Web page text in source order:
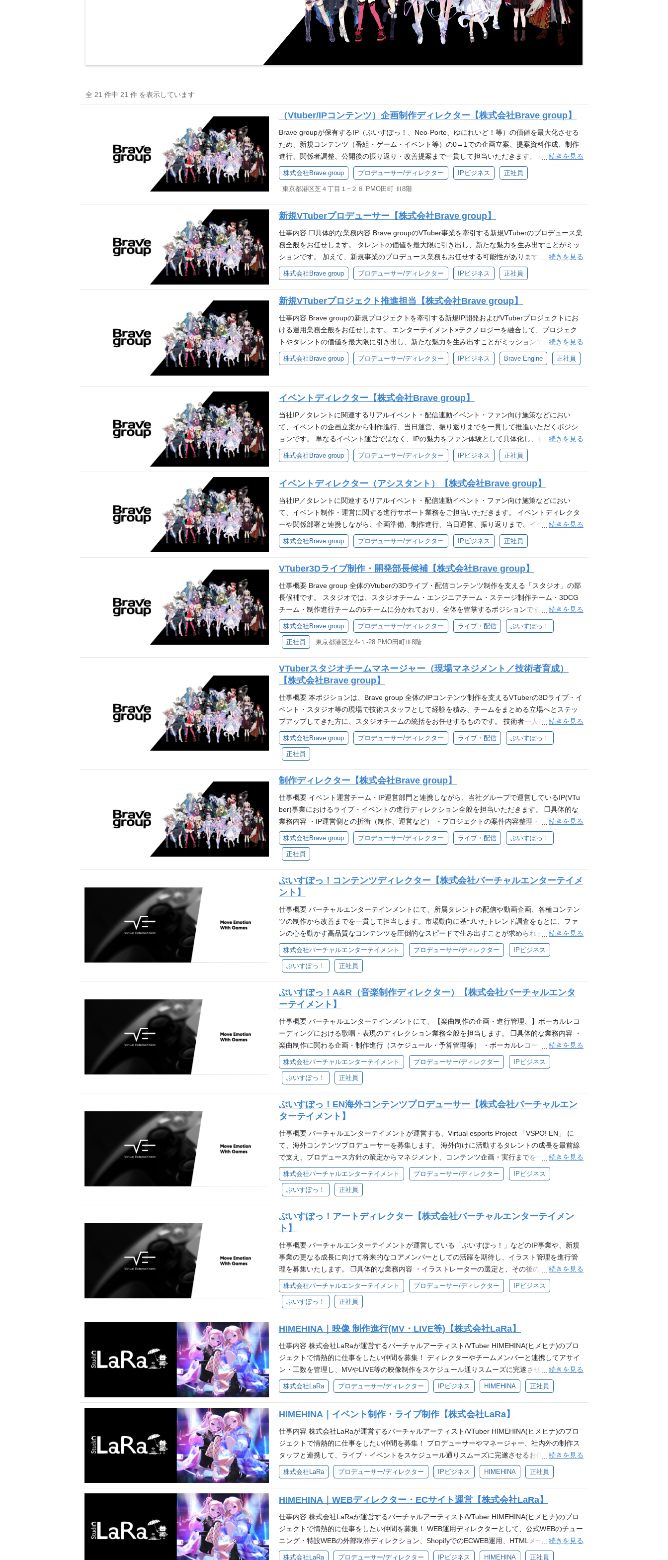
全 21 件中 21 件 を表示しています
（Vtuber/IPコンテンツ）企画制作ディレクター【株式会社Brave group】
Brave groupが保有するIP（ぶいすぽっ！、Neo-Porte、ゆにれいど！等）の価値を最大化させる
ため、新規コンテンツ（番組・ゲーム・イベント等）の0→1での企画立案、提案資料作成、制作
進行、関係者調整、公開後の振り返り・改善提案まで一貫して担当いただきます。 単なる制作進
行ではなく、ファンの熱量やコンテンツの反応を踏まえながら、IP価値の向上につながる企画を
形にしていく役割です。 業務内容 VTuber/IPを活用した番組・動画・イベント・タイアップ等の
企画立案 企画書、提案資料、構成案等の作成 IP運営チーム、制作チーム、外部パートナーとの調
整・進行管理 出演者、クリエイター、関係各所との連携・折衝 制作スケジュール、タスク、リソ
ースの管理 コンテンツ公開後の数値確認、振り返り、改善提案 必須スキル 番組、動画、配信、
イベント、ファンコミュニティ等における企画制作または制作ディレクション経験 企画書、構成
案、提案資料などを作成し、関係者に提案した経験 社内外の関係者を巻き込み、制作進行・スケ
ジュール管理を行った経験 エンタメ、IP、VTuber、アニメ、ゲーム、音楽、配信文化のいずれか
点での専門知識より、キャッチアップする意欲を重視します。 Adobe Premiere, Photoshopのソ
出演コンテンツ制作経験 IPコンテンツ、ファンコミュニティ、会員制サービス、オンラインイベ
ント、PPV配信、キャンペーン等、番組・動画以外の周辺施策に関わった経験 スタートアップ、
または新規事業の立ち上げ経験 求める人物像 Brave groupのパーパス『世界に、日本の冒険心
を』・ミッション『80億の、心をうちぬけ』を一緒に体現できる方 自発的な貢献意欲を発揮し、
新しい事への挑戦を楽しめる方 試行錯誤をしながら自己成長を実感したい方 自身の仕事に責任を
本発の、世界を代表するグローバルIPの創出」を掲げ、VTuberをはじめとしたIPの総合プロデュ
続きを見る
株式会社Brave group プロデューサー/ディレクター IPビジネス 正社員
東京都港区芝４丁目１−２８ PMO田町 Ⅲ8階
新規VTuberプロデューサー【株式会社Brave group】
仕事内容 ❐具体的な業務内容 Brave groupのVTuber事業を牽引する新規VTuberのプロデュース業
務全般をお任せします。 タレントの価値を最大限に引き出し、新たな魅力を生み出すことがミッ
ションです。 加えて、新規事業のプロデュース業務もお任せする可能性があります。 ・新規VTu
ber/新規事業における企画立案、コンセプト設計、ペルソナ設定 ・VTuberの活動におけるディレ
クション、コンテンツ制作サポート、スケジュール管理 ・タレントの育成、モチベーション管
理、相談対応などのサポート業務 必要となるスキル・経験 ❐必須要件 ・タレントマネジメント
の経験(年数、人数は問いません) ・エンターテインメント市場やトレンドの分析実務経験 ・エン
タメ業界（音楽/ゲーム/アニメ）への深い知識、興味 ❐歓迎スキル ・VTuberまたは近しいエンタ
ーテインメント領域でのプロデュース、またはそれに準ずる実務経験（1年以上） ・プロジェク
トマネジメント経験（1年以上） ・円滑なコミュニケーション能力 ・社内/社外との折衝経験 ❐求
める人物像 ・Brave groupのパーパス『世界に、日本の冒険心を』・ミッション『80億の、心を
うちぬけ』を一緒に体現できる方 ・自発的な貢献意欲を発揮し、新しい事への挑戦を楽しめる方
できる方 ・妥協せず細かい部分まで品質にこだわれる方 ・互いにリスペクトしチームで業務を遂
行できる方 参考 ❐配属部署について エンタメテック事業室への配属を想定しています。 ❐キャ
リアパス プロデューサーとしてご活躍いただいた後、ご志向に応じてチームのマネジメントや
事業責任者、専門性を高めるスペシャリスト職へのキャリアパスも可能です。 ❐面接官情報 1次
面接官担当： 三浦インタビュー記事
続きを見る
株式会社Brave group プロデューサー/ディレクター IPビジネス 正社員
新規VTuberプロジェクト推進担当【株式会社Brave group】
仕事内容 Brave groupの新規プロジェクトを牽引する新規IP開発およびVTuberプロジェクトにお
ける運用業務全般をお任せします。 エンターテイメント×テクノロジーを融合して、プロジェク
トやタレントの価値を最大限に引き出し、新たな魅力を生み出すことがミッションです。 ❐業務
内容 ・YouTubeチャンネル運用 ・コンテンツ企画ディレクション ・ライブ配信準備～収録、出
演のサポート ・ライバーに関連するイラスト等制作物の進行管理、クオリティチェック ・活動に
上) ・事業会社でのサービス運用経験 ・「自らの手で新たなIPをつくる」ことに強い興味を持つ
方 ・エンタメ領域に対する強い熱量を持ち、アウトプットの質にこだわれる方 ❐歓迎要件 ・ゲー
ム・アニメなどのIP開発案件におけるプロジェクトマネジメント経験 ・データ分析を基にした戦
略立案経験 ・Word、Excelなどオフィスツールの実務使用経験 ・自走力があり、主体的に課題発
見〜改善アクションができる方 ・成果へのコミットを優先し、スピード感ある進行ができる方 ❐
求める人物像 ・Brave groupのパーパス・ミッションに共感できる方 ・熱量が高く、エンタメ
の“面白さ”を追求できる方 ・状況判断や課題解決がスピーディーにできる方 ・成果を優先し、プ
ロジェクトの成功にコミットできる方 ・上昇志向があり、試行錯誤を楽しみながら成長したい方
・新しい挑戦に積極的で、主体性を持って行動できる方 ・チームを尊重し、コミュニケーション
を大切にできる方 参考 ❐ポジションがマッチする人物像 ・とにかくエンタメやVTuberが好き ・
自分のアイデアで企画やIPを育てたい ・対応のスピードと柔軟性に自信がある ・プロデューサー
やディレクターとしてキャリアアップしたい ❐配属部署について エンタメテック事業室への配属
を想定しています。 ❐面接官について ▼1次面接官担当：三浦インタビュー記事 https://media.br
avegroup.co.jp/ip-solution/6293/
続きを見る
株式会社Brave group プロデューサー/ディレクター IPビジネス Brave Engine 正社員
イベントディレクター【株式会社Brave group】
当社IP／タレントに関連するリアルイベント・配信連動イベント・ファン向け施策などにおい
て、イベントの企画立案から制作進行、当日運営、振り返りまでを一貫して推進いただくポジシ
ョンです。 単なるイベント運営ではなく、IPの魅力をファン体験として具体化し、社内外の関係
者を巻き込みながら、予算・スケジュール・品質を管理し、イベントを成功に導いていただきま
す。 仕事概要 自社IP／タレントに関連するイベントの企画立案、制作進行、運営 イベントコンセ
プト、実施内容、進行計画、運営設計の策定 制作会社、会場、技術会社、クリエイター、社内関
係者との折衝・調整 スケジュール管理、進行管理、予算管理、コストコントロール 見積精査、発
注、契約、仕様調整、納品管理 イベント当日の現場ディレクション、トラブルシューティング 実
施後の振り返り、改善提案、ナレッジ化 業務フローや運用ルールの整備、標準化 必須スキル リ
アルイベント（ライブ、ファンミーティング、大型興行など）における運営、管理、または制作
の進行実務経験 ※販促、展示会などのイベントは対象外となります。 予算、予実管理経験 外部
パートナーや社内ステークホルダーの折衝経験 歓迎スキル ライブ、コンサート、演劇等の大規模
興行におけるディレクションまたはプロデュース経験 IPコンテンツ、エンタメ領域、芸能プロダ
クション等での業務経験 予算超過やスケジュール遅延等のリスクを早期に検知し、改善した経験
メンバー育成や業務標準化、オペレーション構築の経験 求める人物像 Brave groupのパーパス
『世界に、日本の冒険心を』・ミッション『80億の、心をうちぬけ』を一緒に体現できる方 自発
的な貢献意欲を発揮し、新しい事への挑戦を楽しめる方 試行錯誤をしながら自己成長を実感した
い方 自身の仕事に責任を持ち、圧倒的スピードで実行できる方 妥協せず細かい部分まで品質にこ
だわれる方 互いにリスペクトしチームで業務を遂行できる方 配属部署について 当社グループが
運営するVTuberに関連するオフラインのイベント・ライブの制作を担う部門です。 IPを運営する
イベント当日のオペレーションを行っています。 ＜イベント部一推し記事＞ 「イベントを通して
お客様に「最高に楽しい」を届けたい」ぶいすぽっ！年末カウントダウン2024の舞台裏と振り返
高めることができます。 将来的には、イベント部門のマネジメント職へのキャリアアップを目指
すことも可能です。
続きを見る
株式会社Brave group プロデューサー/ディレクター IPビジネス 正社員
イベントディレクター（アシスタント）【株式会社Brave group】
当社IP／タレントに関連するリアルイベント・配信連動イベント・ファン向け施策などにおい
て、イベント制作・運営に関する進行サポート業務をご担当いただきます。 イベントディレクタ
ーや関係部署と連携しながら、企画準備、制作進行、当日運営、振り返りまで、イベントが円滑
に進行するよう各種調整・進行補助を行っていただきます。 入社後は、制作進行や運営サポート
を中心に業務理解を深めていただき、将来的にはイベントの一部領域における進行主担当や、予
算管理・企画立案の補助など、ディレクター業務にも段階的に挑戦いただくことを期待していま
す。 仕事概要 自社IP／タレントに関連するイベントの制作進行サポート 企画内容、進行計画、運
営設計に関する資料作成補助 制作会社、会場、技術会社、クリエイター、社内関係者との連絡・
調整 スケジュール管理、タスク管理、各種事務手続きの補助 イベント当日の運営サポート、実施
後の振り返り・ナレッジ整理 必須スキル リアルイベントなどにおける運営、制作、進行管理いず
れかの関連経験 社内外の関係者と円滑にコミュニケーションを取りながら業務を進めた経験 エン
タメ、IPコンテンツ、VTuber、ライブイベント等への興味関心 歓迎スキル IPコンテンツ、エンタ
メ領域、芸能プロダクション等での業務経験 イベント当日の現場運営、受付、誘導、進行補助な
どの経験 制作進行、スケジュール管理、見積・発注・請求まわりの事務処理経験 求める人物像 B
rave groupのパーパス『世界に、日本の冒険心を』・ミッション『80億の、心をうちぬけ』を一
緒に体現できる方 自発的な貢献意欲を発揮し、新しい事への挑戦を楽しめる方 試行錯誤をしなが
かい部分まで品質にこだわれる方 互いにリスペクトしチームで業務を遂行できる方 配属部署につ
いて 当社グループが運営するVTuberに関連するオフラインのイベント・ライブの制作を担う部門
です。 IPを運営するグループ会社と連携をとりながら、ファンの方に喜んでいただけるようなイ
ベントの制作準備・イベント当日のオペレーションを行っています。 ＜イベント部一推し記事＞
「イベントを通してお客様に「最高に楽しい」を届けたい」ぶいすぽっ！年末カウントダウン202
4の舞台裏と振り返り キャリアパス 担当するイベントの規模や種類を広げ、イベントディレクタ
ーとしての専門性を高めることができます。 将来的には、イベント部門のマネジメント職へのキ
ャリアアップを目指すことも可能です。
続きを見る
株式会社Brave group プロデューサー/ディレクター IPビジネス 正社員
VTuber3Dライブ制作・開発部長候補【株式会社Brave group】
仕事概要 Brave group 全体のVtuberの3Dライブ・配信コンテンツ制作を支える「スタジオ」の部
長候補です。 スタジオでは、スタジオチーム・エンジニアチーム・ステージ制作チーム・3DCG
チーム・制作進行チームの5チームに分かれており、全体を管掌するポジションです。 ❐具体的な
業務内容 ・スタジオ部門全体の運営戦略の立案と実行 ・次期マネジメント層の育成、メンバー教
育 ・予算・人員計画策定、PL管理、テック系人材採用推進 等 必要となるスキル・経験 ❐必須
要件 ・10名以上のチームマネジメント経験 ・技術系、クリエイティブ人材のマネジメント経験
上記とあわせて、下記 いずれか のご経験・知見をお持ちの方 ・エンタメやIT、スタートアップ企
業や急成長環境での組織マネジメント経験 例：ゲーム、映像制作、ライブ配信、toCサービス
を運営するIT企業 ・業務効率化や組織最適化に関する知見 ・人材の育成および人材開発に関する
経験とスキル ・他企業との折衝を行われた経験 ❐歓迎要件 ・中〜大規模組織における組織マネジ
メント経験 ・映像制作における品質管理などの経験 ・高い問題解決能力と意思決定力 ・最新技
術に対する高い興味・関心 ❐求める人物像 ・Brave groupのパーパス『世界に、日本の冒険心
し、新しい事への挑戦を楽しめる方 ・試行錯誤をしながら自己成長を実感したい方 ・自身の仕事
に責任を持ち圧倒的スピードで実行できる方 ・妥協せず細かい部分まで品質にこだわれる方 ・互
任しておりますが、当社グループ運営のIPの成長及び増加に伴い、プロジェクト数も増加してお
させるべく、部門の統括・運営をお任せ出来る方を募集する事となりました。 ❐スタジオ部につ
いて 配属となるスタジオ部は、当社グループが運営するIP事業「ぶいすぽっ！」、「RIOT MUSI
C」等が実施する3D LIVEにおけるモデル・ステージ・演出など全ての制作を担っている部門で
す。 また、オフラインイベント時は当日の配信環境の整備等も行っています。 ❐制作実績（オン
ラインライブ） ❐技術提供例（オフラインイベント） ▶︎【#ぶいすぽ文化体育祭 】DAY1_会場定
点＆各イベント無料パート同時配信 スタジオ部責任者(※)のインタビュー記事 ▶︎「80億の人々に
向けて最高なものを届けたい方と一緒に働きたい」システム部長の中村に聞くシステム部の組織
と今後のミッションについて ※インタビュー当初の部門名称(旧称:システム部)となっています ▶︎
スタジオ紹介
続きを見る
株式会社Brave group プロデューサー/ディレクター ライブ・配信 ぶいすぽっ！
正社員 東京都港区芝4-１-28 PMO田町Ⅲ8階
VTuberスタジオチームマネージャー（現場マネジメント／技術者育成）
【株式会社Brave group】
仕事概要 本ポジションは、Brave group 全体のIPコンテンツ制作を支えるVTuberの3Dライブ・イ
ベント・スタジオ等の現場で技術スタッフとして経験を積み、チームをまとめる立場へとステッ
プアップしてきた方に、スタジオチームの統括をお任せするものです。 技術者一人ひとりを理解
し、その成長を後押ししながら、チーム全体のパフォーマンスを最大化していただきます。 ❐具
体的な業務内容 ・スタジオ運営に関わる業務フローの整備・最適化 ・メンバーが円滑に業務を遂
行できる環境づくり ・技術メンバーの育成・評価・キャリア支援 ・制作部門との連携・調整 ・IP
運営側との折衝 必要となるスキル・経験 ❐必須要件 ・スタジオ（撮影・音楽・配信など）、また
はそれに準ずる施設での運営管理・マネジメント経験 ・アルバイトや若手社員を含むスタッフの
育成（オンボーディング）の経験 ・モーションキャプチャー・映像・音響・照明・配信など、い
ずれかの技術分野における基礎知識（専門的な実務経験までは問わないが、技術スタッフと円滑
に会話できるレベル） ❐歓迎要件 ・生放送やライブイベントにおけるインシデント（機材トラブ
るプロジェクトマネジメント経験 ・多数の演者（タレント・アーティスト）やクライアントが関
わる現場での折衝経験 ❐求める人物像 ・Brave groupのパーパス『世界に、日本の冒険心を』・
い事への挑戦を楽しめる方 ・試行錯誤をしながら自己成長を実感したい方 ・自身の仕事に責任を
持ち圧倒的スピードで実行できる方 ・妥協せず細かい部分まで品質にこだわれる方 ・互いにリス
グループが運営するIP事業「ぶいすぽっ！」、「RIOT MUSIC」等が実施する3D LIVEにおけるモ
デル・ステージ・演出など全ての制作を担っている部門です。また、オフラインイベント時は当
日の配信環境の整備等も行っています。 ❐制作実績（オンラインライブ） ❐当ポジションの魅力
・短いスパンで多くの3D LIVEやイベント制作に携わることができる ・「どうすればキャラクタ
ーが魅力的に見えるか？」「どうすれば心に残る演出を作成できるか？」等、バーチャルライ
ブ、3D LIVEの企画段階から携わることができる ・将来的にスタジオ部の責任者や、より高いク
オリティでLIVEやイベントを制作するための技術開発責任者を目指すことができる
続きを見る
株式会社Brave group プロデューサー/ディレクター ライブ・配信 ぶいすぽっ！
正社員
制作ディレクター【株式会社Brave group】
仕事概要 イベント運営チーム・IP運営部門と連携しながら、当社グループで運営しているIP(VTu
ber)事業におけるライブ・イベントの進行ディレクション全般を担当いただきます。 ❐具体的な
業務内容 ・IP運営側との折衝（制作、運営など） ・プロジェクトの案件内容整理・仕様書作成 ・
予算見積り ・スケジュール・工程作成および管理 ・プメンバーアサイン ・外部案件の管理 ・新
規プロジェクトの立ち上げ など 必要となるスキル・経験 ❐必須要件 ・エンタメ系企業（ゲー
ム、アニメ、ライブ配信、イベント企画・運営事業会社等）での就業経験（3年以上） ・コンテ
ンツまたはイベントに関する仕様書・進行資料の作成経験（3年以上） ・複数のプロジェクトを
並行して管理・推進できる高いマルチタスク能力およびスケジュール管理能力 ・個人で成果を出
すだけでなく、組織としてプロジェクトやチームをリードし、関係者を巻き込みながら推進でき
る方 ❐歓迎要件 ・ライブ配信、eSports、バラエティ番組、イベントなどの制作・運営に関する
知見 ・Unity、3Dモデリング、リアルタイムCGなどの3Dコンテンツ制作に関する知見 ・テクニ
カルオペレーションスタッフとしての実務経験 ❐求める人物像 ・Brave groupのパーパス『世界
貢献意欲を発揮し、新しい事への挑戦を楽しめる方 ・試行錯誤をしながら自己成長を実感したい
方 ・自身の仕事に責任を持ち圧倒的スピードで実行できる方 ・妥協せず細かい部分まで品質にこ
なるスタジオ部は、当社グループが運営するIP事業「ぶいすぽっ！」、「RIOT MUSIC」等が実
施する3D LIVEにおけるモデル・ステージ・演出など全ての制作を担っている部門です。 また、
ブ） ❐キャリアパス 下記のような経験を積む事が出来ます。 ・ライブ配信やオフラインライブ制
作経験 ・バーチャルタレント／VTuber関連の業務経験 ・映像・音響・照明・舞台演出の基礎知
識 また将来的には複数案件を取りまとめるプロジェクトリーダーにステップアップする事も可能
です。 ３Dのリアルタイム配信は比較的新しい技術ですが、モーションキャプチャー等の現場経
験を積む事が出来、まだまだ技術的に成熟していない為、クオリティアップの余地があり面白い
領域です。
続きを見る
株式会社Brave group プロデューサー/ディレクター ライブ・配信 ぶいすぽっ！
正社員
ぶいすぽっ！コンテンツディレクター【株式会社バーチャルエンターテイメ
ント】
仕事概要 バーチャルエンターテインメントにて、所属タレントの配信や動画企画、各種コンテン
ツの制作から改善までを一貫して担当します。市場動向に基づいたトレンド調査をもとに、ファ
ンの心を動かす高品質なコンテンツを圧倒的なスピードで生み出すことが求められます。 ❐具体
的な業務内容 ・市場動向をもとにしたトレンド調査および企画立案・構成・台本制作 ・配信や現
場業務における制作進行および現場運用 ・動画公開後のアナリティクス分析および数値に基づい
た改善提案 まずは一連の流れを経験し、その後は得意分野に応じて役割を分担します。 必要とな
るスキル・経験 ❐必須要件 ・Adobe Premiere, Photoshopのソフトウェアを扱った業務経験 ・放
送番組または配信番組のアシスタントディレクターまたはディレクター経験 ❐歓迎要件 ・テレビ
局/番組制作会社での勤務経験（3年以上） ・テレビまたはネットでのバラエティ番組、コンテン
ツの作成経験 ・eスポーツやその他ゲーム関連のイベントや配信の制作経験 ・テレビまたはネッ
トでのドキュメンタリー、リアリティ番組、アーティストの魅力を伝えるコンテンツといった
「非バラエティ」コンテンツの制作経験 ・YouTubeにおけるSEO対策の知見 ・モーションキャプ
制作/構成経験 ❐求める人物像 ・Brave groupのパーパス『世界に、日本の冒険心を』ミッション
『80億の、心をうちぬけ』を一緒に体現できる方 ・自発的な貢献意欲を発揮し、新しい事への挑
スピードで実行できる方 ・妥協せず細かい部分まで品質にこだわれる方 ・互いにリスペクトしチ
ームで業務を遂行できる方 参考 ❐配属部署について 当社グループ会社のバーチャルエンターテイ
あたっており、一人ひとりが自律的に動き、責任感を持って業務に取り組んでいます。 変化の激
しい業界で、スピード感を持ちながら、共に高みを目指せる環境です。 ❐キャリアパス ご自身の
志向性や実績に応じて、将来的にはチームのマネジメントや、より広範な事業プロデュースな
ど、幅広いキャリアパスがあります。 専門性を極め、スペシャリストとしてキャリアを築くこと
も可能です。
続きを見る
株式会社バーチャルエンターテイメント プロデューサー/ディレクター IPビジネス
ぶいすぽっ！ 正社員
ぶいすぽっ！A&R（音楽制作ディレクター）【株式会社バーチャルエンタ
ーテイメント】
仕事概要 バーチャルエンターテインメントにて、【楽曲制作の企画・進行管理、】ボーカルレコ
ーディングにおける歌唱・表現のディレクション業務全般を担当します。 ❐具体的な業務内容 ・
楽曲制作に関わる企画・制作進行（スケジュール・予算管理等） ・ボーカルレコーディングのデ
ィレクション ・音源等、制作物の発注・検収 etc... 上記の業務を中心に幅広くご担当いただきま
す。 必要となるスキル・経験 ❐必須要件 ・音楽業界または関連する企業のご経験（3年以上） ・
DAW／DTMの基礎知識 ・タレントのパフォーマンスを最大限に引き出す、高いコミュニケーショ
ン力と歌唱ディレクション経験 ❐歓迎要件 ・レーベルにおけるプロモーション業務のご経験（経
験年数は問いません） ・ボーカルレコーディングにおけるエンジニアスキル ・ポップス、アニソ
ン、VTuber楽曲における高度なボーカルエディット（ピッチ・タイミング修正）スキル ・作詞、
作曲の知見がある方 ・VTuberへの強い関心や興味 ❐求める人物像 ・Brave groupのパーパス『世
界に、日本の冒険心を』ミッション『80億の、心をうちぬけ』を一緒に体現できる方 ・自発的な
貢献意欲を発揮し、新しい事への挑戦を楽しめる方 ・試行錯誤をしながら自己成長を実感したい
だわれる方 ・互いにリスペクトしチームで業務を遂行できる方 参考 ❐配属部署について 当社グ
ループ会社のバーチャルエンターテイメントへの配属を予定しております。 HP：https://virtual-e
業務に取り組んでいます。 変化の激しい業界で、スピード感を持ちながら、共に高みを目指せる
環境です。 ❐キャリアパス ご自身の志向性や実績に応じて、将来的にはチームのマネジメント
ャリストとしてキャリアを築くことも可能です。
続きを見る
株式会社バーチャルエンターテイメント プロデューサー/ディレクター IPビジネス
ぶいすぽっ！ 正社員
ぶいすぽっ！EN海外コンテンツプロデューサー【株式会社バーチャルエン
ターテイメント】
仕事概要 バーチャルエンターテイメントが運営する、Virtual esports Project 「VSPO! EN」 に
て、海外コンテンツプロデューサーを募集します。 海外向けに活動するタレントの成長を最前線
で支え、プロデュース方針の策定からマネジメント、コンテンツ企画・実行までを一気通貫で担
うポジションです。 ❐具体的な業務内容 ・海外タレントのプロデュース方針策定およびマネジメ
ント業務 ・市場調査・競合分析・数値分析をもとにしたコンテンツ戦略設計 ・配信・動画・イベ
ントなど各種コンテンツの企画・実行 ・制作進行・スケジュール管理、社内外関係者との調整 ・
英語環境でのコミュニケーションおよび折衝業務 必要となるスキル・経験 ❐必須要件 ・ビジネス
レベルの英語力（会議・交渉・ドキュメント対応） ❐歓迎要件 ※すべてを満たしていなくても、
成長意欲やコンテンツへの熱量を重視して選考いたします。 ・海外カルチャー・英語圏コミュニ
ティへの理解 ・グローバル向けコンテンツにおける企画立案〜制作統括の実務経験 ・複数案件を
同時に動かす制作スケジュール管理・推進力 ・エンタメ業界でのプロデュース、ディレクション
経験 ・VTuber／ゲーム／エンタメ領域でのコンテンツ制作・運営経験 ・話題性・バズを生む企
営業・タイアップなどビジネスサイドとの協業経験 ❐求める人物像 ・Brave groupのパーパス
『世界に、日本の冒険心を』ミッション『80億の、心をうちぬけ』を一緒に体現できる方 ・自発
たい方 ・自身の仕事に責任を持ち圧倒的スピードで実行できる方 ・妥協せず細かい部分まで品質
にこだわれる方 ・互いにリスペクトしチームで業務を遂行できる方 参考 ❐配属部署について 当
社グループ会社のバーチャルエンターテイメントへの配属を予定しております。 HP：https://virtu
al-entertainment.co.jp/ 少数精鋭で業務にあたっており、一人ひとりが自律的に動き、責任感を持
って業務に取り組んでいます。 変化の激しい業界で、スピード感を持ちながら、共に高みを目指
せる環境です。 ❐キャリアパス 経験を積んだ後は、タレントマネージャーを統括するリードポジ
・グローバルIPの成長を担う当事者経験 ・プロデュース×ビジネスの両立スキル ・多国籍・多職
種チームでの実践的マネジメント経験 ・ファンの熱量を直接感じられる現場体験
続きを見る
株式会社バーチャルエンターテイメント プロデューサー/ディレクター IPビジネス
ぶいすぽっ！ 正社員
ぶいすぽっ！アートディレクター【株式会社バーチャルエンターテイメン
ト】
仕事概要 バーチャルエンターテイメントが運営している「ぶいすぽっ！」などのIP事業や、新規
事業の更なる成長に向けて将来的なコアメンバーとしての活躍を期待し、イラスト管理を進行管
理を募集いたします。 ❐具体的な業務内容 ・イラストレーターの選定と、その後の発注～納品ま
での進行管理 ・イラスト監修、品質管理(設定・デッサンポーズなどの修正指示) ・社内連携や、
クリエイターとのコミュニケーション（メール・チャットなど） ・イラスト内容の企画・資料作
成 ・業務環境の構築 上記の業務を中心に、ご経験やスキルに応じて幅広くご担当いただきます。
ご担当いただくイラスト制作は、グッズ・イベントなど多岐に渡ります。 必要となるスキル・経
験 ❐必須要件 ・キャラクターIP業務におけるイラスト制作、ディレクション、監修経験 ・Photo
shop・CLIP STUDIO等のイラスト制作ツールのスキル(個人制作の範囲でも可能) ・資料作成スキ
ル（Google WorkspaceやExcel、Word等) ・VTuberやエンタメコンテンツ業界に興味をお持ちの
方 ・相手の状況や気持ちを理解してコミュニケーションができる方 ❐歓迎要件 ・イラストレータ
知識、興味 ❐求める人物像 ・Brave groupのパーパス『世界に、日本の冒険心を』ミッション『8
を楽しめる方 ・試行錯誤をしながら自己成長を実感したい方 ・自身の仕事に責任を持ち圧倒的ス
ムで業務を遂行できる方 参考 ❐配属部署について 当社グループ会社のバーチャルエンターテイメ
ントへの配属を予定しております。 HP：https://virtual-entertainment.co.jp/ 少数精鋭で業務にあ
たっており、一人ひとりが自律的に動き、責任感を持って業務に取り組んでいます。 変化の激し
い業界で、スピード感を持ちながら、共に高みを目指せる環境です。 ❐キャリアパス 経験を積ん
ステップアップ可能です。
続きを見る
株式会社バーチャルエンターテイメント プロデューサー/ディレクター IPビジネス
ぶいすぽっ！ 正社員
HIMEHINA｜映像 制作進行(MV・LIVE等)【株式会社LaRa】
仕事内容 株式会社LaRaが運営するバーチャルアーティスト/VTuber HIMEHINA(ヒメヒナ)のプロ
ジェクトで情熱的に仕事をしたい仲間を募集！ ディレクターやチームメンバーと連携してアサイ
ン・工数を管理し、MVやLIVE等の映像制作をスケジュール通りスムーズに完遂させるお仕事で
す！ バーチャルエンタメが好きでこの世界に骨を埋めたいそこのあなた！熱狂のコンテンツを一
緒に創りませんか！？ やる気に満ち溢れたあなたにとって、最高のご縁となることを願っており
ます。 ❐具体的な業務内容 映像制作のスケジュールやアサイン 制作工程のファイル管理 制作環
境の整備 社内外の工数調整や外部クリエイターとの渉外 アセット（素材・データ）の管理やクオ
リティチェックの進行 ❐使用ソフト Adobe PremiereまたはAfter Effects（基本操作ができる方 ※
実務経験不問） Adobe PhotoshopまたはIllustrator（基本操作ができる方 ※実務経験不問） スプ
レッドシートやスライド 必要となるスキル・経験 ❐必須要件 映像ソフトやコンテンツへの基礎知
識 スプレッドシートやタスク管理ツールを用いた進捗管理スキル コミュニケーション能力 ❐歓迎
要件 映像制作進行業務の経験 音楽MV、または音楽ライブイベント用映像の制作進行経験 映像編
集や制作などを行っていた経験 VTuber業界や、その他映像業界の経験 After Effects, Premiere Pr
o などの映像編集ソフトの使用経験、または知識 CG業務の知識 ❐求める人物像 強靭な精神力と
前向きの心でものづくりに情熱的に取り組める方 社会人としてのビジネスマナーや一般常識をお
持ちの方 人とのコミュニケーションが好きな方 HIMEHINA、またはVTuberが好きな方 Brave gro
upのミッション、ビジョン、バリューに共感頂ける方
続きを見る
株式会社LaRa プロデューサー/ディレクター IPビジネス HIMEHINA 正社員
HIMEHINA｜イベント制作・ライブ制作【株式会社LaRa】
仕事内容 株式会社LaRaが運営するバーチャルアーティスト/VTuber HIMEHINA(ヒメヒナ)のプロ
ジェクトで情熱的に仕事をしたい仲間を募集！ プロデューサーやマネージャー、社内外の制作ス
タッフと連携して、ライブ・イベントをスケジュール通りスムーズに完遂させるお仕事です！ バ
ーチャルエンタメが好きでこの世界に骨を埋めたいそこのあなた！熱狂のコンテンツを一緒に創
りませんか！？ やる気に満ち溢れたあなたにとって、最高のご縁となることを願っております。
❐具体的な業務内容 イベント全体の進行・スケジュール管理（企画・制作・運営の全般） 制作ス
タッフや協力会社の手配・スケジュール管理 WEBの情報解禁手配や、プロモーション関連 資料作
成やロケーションリサーチ 連動する他企画の進行サポート ❐使用ソフト Adobe PremiereまたはA
fter Effects（歓迎） DAWソフト（歓迎） スプレッドシートやスライド 必要となるスキル・経験
❐必須要件 イベント業界、音楽業界、またはエンタメ業界での「制作進行」「イベント運営」の
経験のある方 マルチタスクの進行管理能力 コミュニケーション能力 ❐歓迎要件 After Effects, Pre
続きを見る
株式会社LaRa プロデューサー/ディレクター IPビジネス HIMEHINA 正社員
HIMEHINA｜WEBディレクター・ECサイト運営【株式会社LaRa】
仕事内容 株式会社LaRaが運営するバーチャルアーティスト/VTuber HIMEHINA(ヒメヒナ)のプロ
ジェクトで情熱的に仕事をしたい仲間を募集！ WEB運用ディレクターとして、公式WEBのチュー
ニング・特設WEBの外部制作ディレクション、ShopifyでのECWEB運用、HTMLメールマガジン
の補助など、HIMEHINAのアウトプットをWEBで最大化させるお仕事です！ バーチャルエンタメ
続きを見る
株式会社LaRa プロデューサー/ディレクター IPビジネス HIMEHINA 正社員